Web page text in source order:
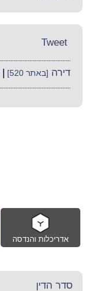
Tweet
דירה [באתר 520]
אדריכלות והנדסה
סדר הדין